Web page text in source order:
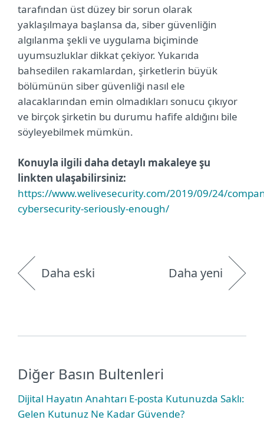
tarafından üst düzey bir sorun olarak
yaklaşılmaya başlansa da, siber güvenliğin
algılanma şekli ve uygulama biçiminde
uyumsuzluklar dikkat çekiyor. Yukarıda
bahsedilen rakamlardan, şirketlerin büyük
bölümünün siber güvenliği nasıl ele
alacaklarından emin olmadıkları sonucu çıkıyor
ve birçok şirketin bu durumu hafife aldığını bile
söyleyebilmek mümkün.
Konuyla ilgili daha detaylı makaleye şu
linkten ulaşabilirsiniz:
https://www.welivesecurity.com/2019/09/24/
cybersecurity-seriously-enough/
Daha eski Daha yeni
Diğer Basın Bultenleri
Dijital Hayatın Anahtarı E-posta Kutunuzda Saklı:
Gelen Kutunuz Ne Kadar Güvende?